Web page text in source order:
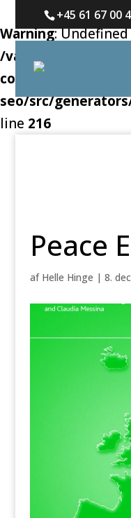
Warning:
/var/www/
content/plugins/
seo/src/
line 216
+45 61 67 00
Peace
af Helle Hinge | 8.